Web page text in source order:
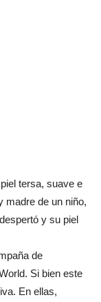
tersa, suave e
madre de un niño,
y su piel
de
Si bien este
En ellas,